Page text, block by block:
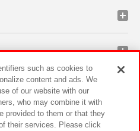
such as cookies to
content and ads. We
of our website with our
who may combine it with
provided to them or that they
their services. Please click